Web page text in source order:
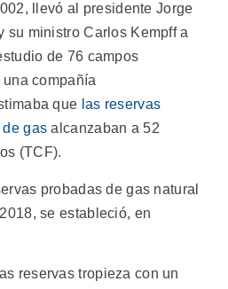
llevó al presidente Jorge
su ministro Carlos Kempff a
de 76 campos
compañía
que las reservas
gas alcanzaban a 52
(TCF).
probadas de gas natural
se estableció, en
reservas tropieza con un